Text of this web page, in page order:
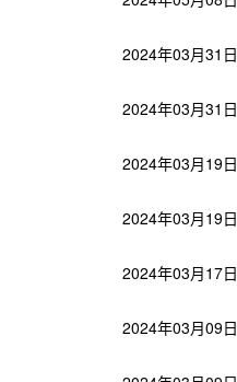
2024年03月31日
2024年03月31日
2024年03月19日
2024年03月19日
2024年03月17日
2024年03月09日